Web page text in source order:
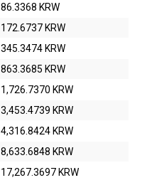
86.3368 KRW
172.6737 KRW
345.3474 KRW
863.3685 KRW
1,726.7370 KRW
3,453.4739 KRW
4,316.8424 KRW
8,633.6848 KRW
17,267.3697 KRW